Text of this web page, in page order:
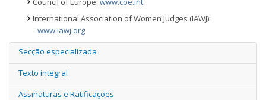
International Association of Women Judges (IAWJ):
www.iawj.org
Secção especializada
Texto integral
Assinaturas e Ratificações